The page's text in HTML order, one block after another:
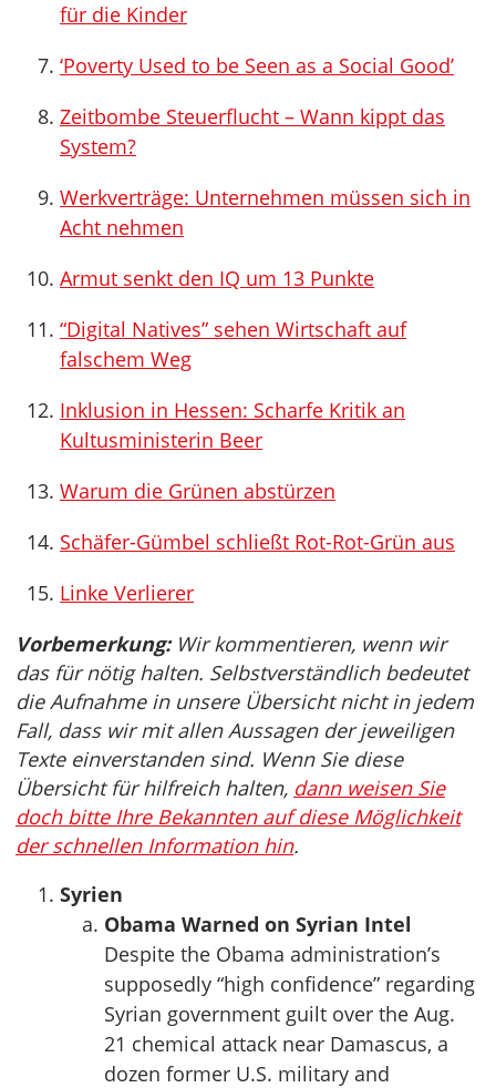
für die Kinder
‘Poverty Used to be Seen as a Social Good’
Zeitbombe Steuerflucht – Wann kippt das
System?
Werkverträge: Unternehmen müssen sich in
Acht nehmen
Armut senkt den IQ um 13 Punkte
“Digital Natives” sehen Wirtschaft auf
falschem Weg
Inklusion in Hessen: Scharfe Kritik an
Kultusministerin Beer
Warum die Grünen abstürzen
Schäfer-Gümbel schließt Rot-Rot-Grün aus
Linke Verlierer
Vorbemerkung:Wir kommentieren, wenn wir
das für nötig halten. Selbstverständlich bedeutet
die Aufnahme in unsere Übersicht nicht in jedem
Fall, dass wir mit allen Aussagen der jeweiligen
Texte einverstanden sind. Wenn Sie diese
Übersicht für hilfreich halten, dann weisen Sie
doch bitte Ihre Bekannten auf diese Möglichkeit
der schnellen Information hin.
Syrien
Obama Warned on Syrian Intel
Despite the Obama administration’s
supposedly “high confidence” regarding
Syrian government guilt over the Aug.
21 chemical attack near Damascus, a
dozen former U.S. military and